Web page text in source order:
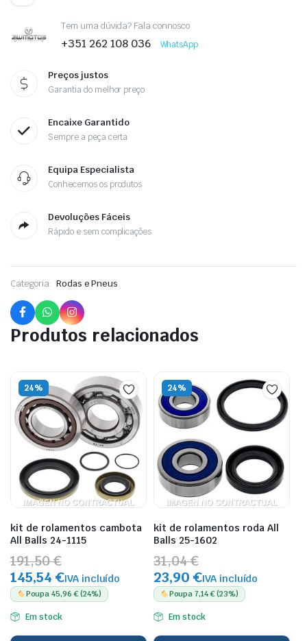
Tem uma dúvida? Fala connosco
+351 262 108 036 WhatsApp
Preços justos
Garantia do melhor preço
Encaixe Garantido
Sempre a peça certa
Equipa Especialista
Conhecemos os produtos
Devoluções Fáceis
Rápido e sem complicações
Categoria: Rodas e Pneus
Produtos relacionados
24%
kit de rolamentos cambota
All Balls 24-1115
191,50 €
145,54 €IVA incluído
Poupa 45,96 € (24%)
Em stock
24%
kit de rolamentos roda All
Balls 25-1602
31,04 €
23,90 €IVA incluído
Poupa 7,14 € (23%)
Em stock